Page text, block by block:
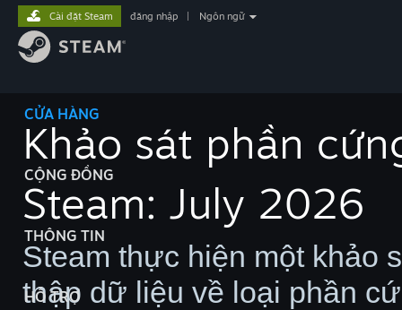
CỬA HÀNG
CỘNG ĐỒNG
THÔNG TIN
HỖ TRỢ
Cài đặt Steam đăng nhập Ngôn ngữ
Khảo sát phần
Steam: July 2026
Steam thực hiện một khảo
thập dữ liệu về loại phần